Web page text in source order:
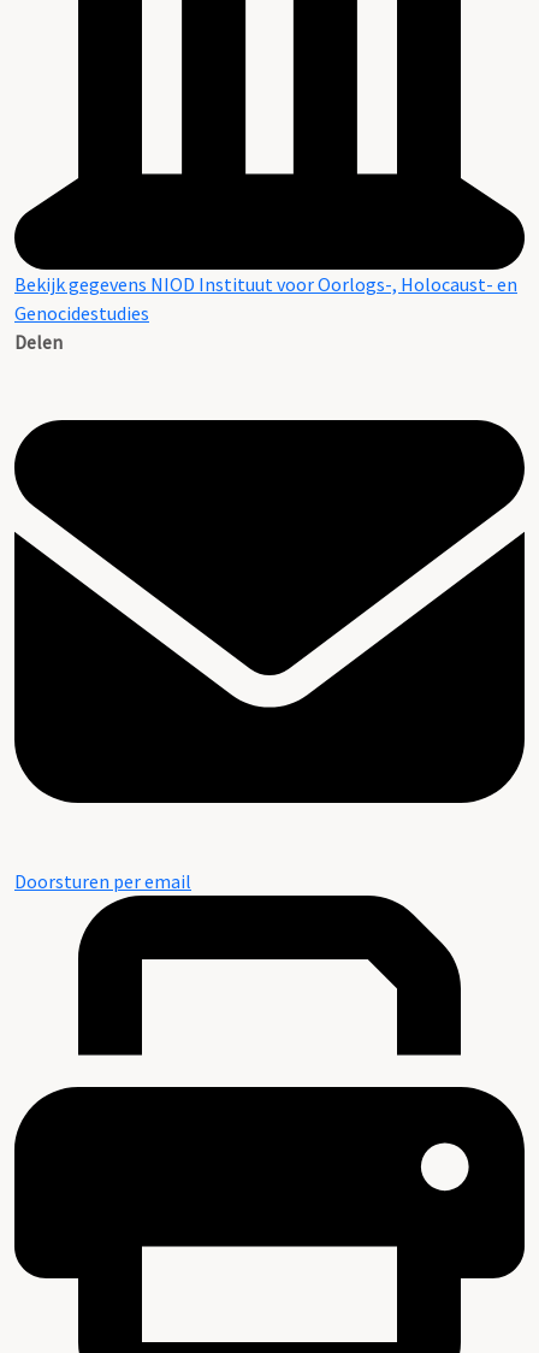
Bekijk gegevens NIOD Instituut voor Oorlogs-, Holocaust- en
Genocidestudies
Delen
Doorsturen per email